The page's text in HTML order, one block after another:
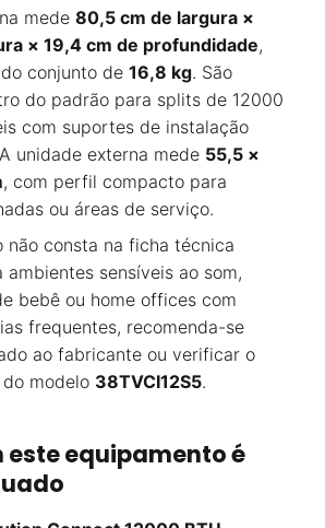
mede 80,5 cm de largura ×
× 19,4 cm de profundidade,
conjunto de 16,8 kg. São
do padrão para splits de 12000
com suportes de instalação
unidade externa mede 55,5 ×
, com perfil compacto para
ou áreas de serviço.
não consta na ficha técnica
ambientes sensíveis ao som,
bebê ou home offices com
frequentes, recomenda-se
ao fabricante ou verificar o
modelo 38TVCI12S5.
este equipamento é